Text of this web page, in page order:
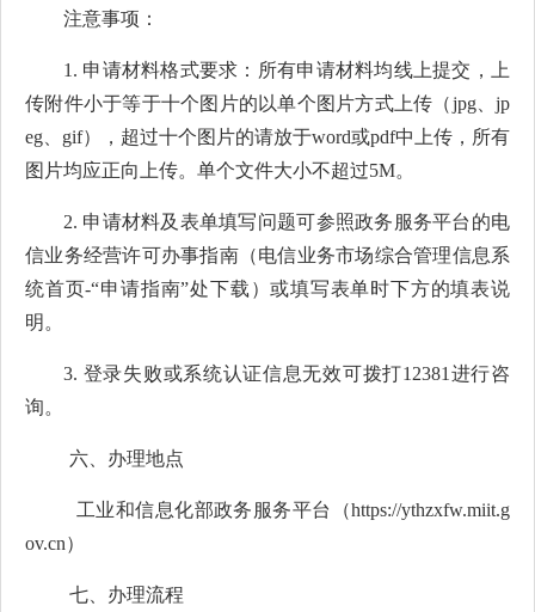
注意事项：
1. 申请材料格式要求：所有申请材料均线上提交，上
传附件小于等于十个图片的以单个图片方式上传（jpg、jp
eg、gif），超过十个图片的请放于word或pdf中上传，所有
图片均应正向上传。单个文件大小不超过5M。
2. 申请材料及表单填写问题可参照政务服务平台的电
信业务经营许可办事指南（电信业务市场综合管理信息系
统首页-“申请指南”处下载）或填写表单时下方的填表说
明。
3. 登录失败或系统认证信息无效可拨打12381进行咨
询。
六、办理地点
工业和信息化部政务服务平台（https://ythzxfw.miit.g
ov.cn）
七、办理流程